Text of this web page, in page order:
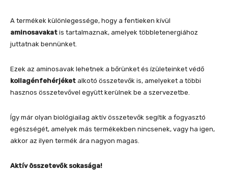
A termékek különlegessége, hogy a fentieken kívül
aminosavakat is tartalmaznak, amelyek többletenergiához
juttatnak bennünket.
Ezek az aminosavak lehetnek a bőrünket és ízületeinket védő
kollagénfehérjéket alkotó összetevők is, amelyeket a többi
hasznos összetevővel együtt kerülnek be a szervezetbe.
Így már olyan biológiailag aktív összetevők segítik a fogyasztó
egészségét, amelyek más termékekben nincsenek, vagy ha igen,
akkor az ilyen termék ára nagyon magas.
Aktív összetevők sokasága!